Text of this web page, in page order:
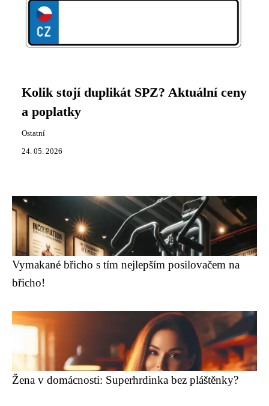
Kolik stojí duplikát SPZ? Aktuální ceny
a poplatky
Ostatní
24. 05. 2026
Vymakané břicho s tím nejlepším posilovačem na
břicho!
Žena v domácnosti: Superhrdinka bez pláštěnky?